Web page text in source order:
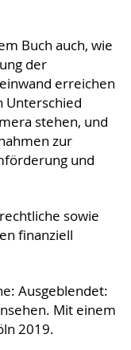
Buch auch, wie
der
erreichen
Unterschied
stehen, und
zur
und
sowie
finanziell
Ausgeblendet:
Mit einem
2019.